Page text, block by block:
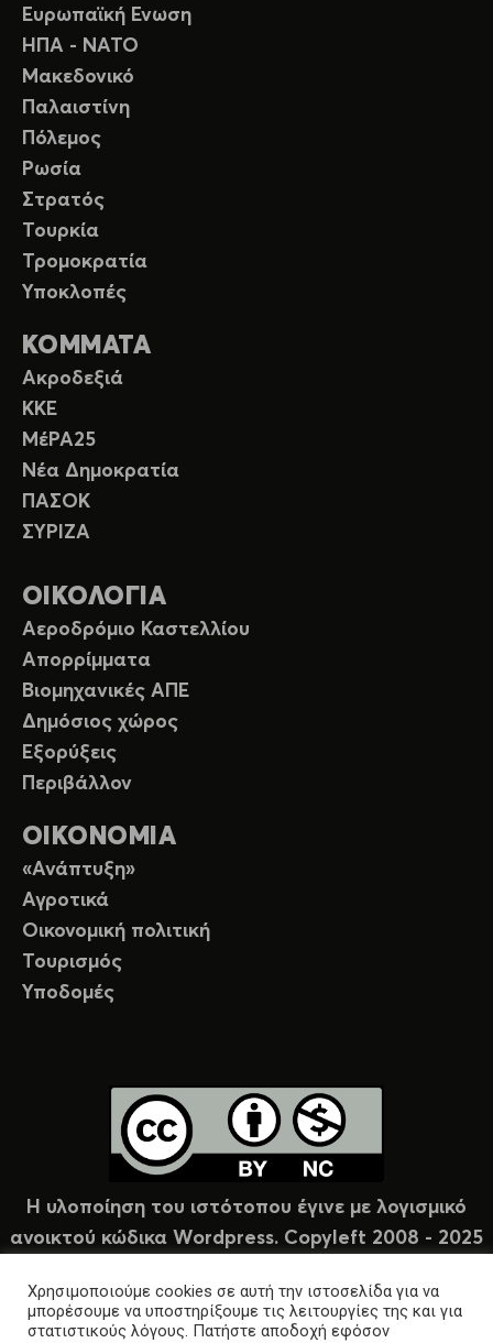
Ευρωπαϊκή Ενωση
ΗΠΑ - ΝΑΤΟ
Μακεδονικό
Παλαιστίνη
Πόλεμος
Ρωσία
Στρατός
Τουρκία
Τρομοκρατία
Υποκλοπές
ΚΟΜΜΑΤΑ
Ακροδεξιά
ΚΚΕ
ΜέΡΑ25
Νέα Δημοκρατία
ΠΑΣΟΚ
ΣΥΡΙΖΑ
ΟΙΚΟΛΟΓΙΑ
Αεροδρόμιο Καστελλίου
Απορρίμματα
Βιομηχανικές ΑΠΕ
Δημόσιος χώρος
Εξορύξεις
Περιβάλλον
ΟΙΚΟΝΟΜΙΑ
«Ανάπτυξη»
Αγροτικά
Οικονομική πολιτική
Τουρισμός
Υποδομές
Η υλοποίηση του ιστότοπου έγινε με λογισμικό
ανοικτού κώδικα Wordpress. Copyleft 2008 - 2025
Χρησιμοποιούμε cookies σε αυτή την ιστοσελίδα για να
μπορέσουμε να υποστηρίξουμε τις λειτουργίες της και για
στατιστικούς λόγους. Πατήστε αποδοχή εφόσον